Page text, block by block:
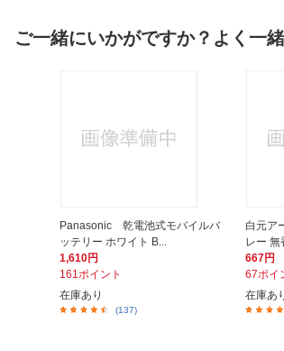
ご一緒にいかがですか？よく一
Panasonic 乾電池式モバイルバ
ッテリー ホワイト B...
1,610円
161ポイント
在庫あり
(137)
白元ア
レー 無
667円
67ポイ
在庫あ